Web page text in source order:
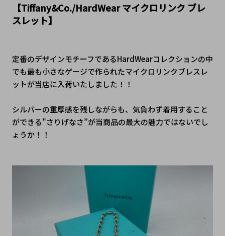
【Tiffany&Co./HardWear マイクロリンク ブレ
スレット】
定番のデザインモチーフであるHardWearコレクションの中
でも最も小さなゲージで作られたマイクロリンクブレスレ
ットが当店に入荷いたしました！！
シルバーの重厚感を残しながらも、気負わず着用すること
ができる"さりげなさ”が当商品の最大の魅力ではないでし
ょうか！！